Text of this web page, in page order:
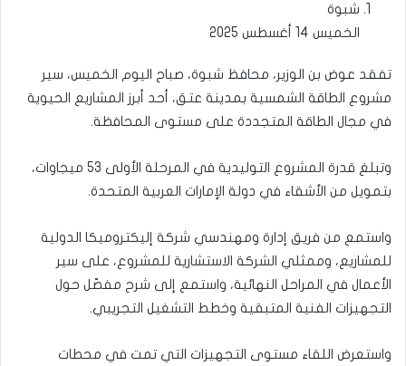
شبوة
الخميس 14 أغسطس 2025
تفقد عوض بن الوزير، محافظ شبوة، صباح اليوم الخميس، سير
مشروع الطاقة الشمسية بمدينة عتق، أحد أبرز المشاريع الحيوية
في مجال الطاقة المتجددة على مستوى المحافظة.
وتبلغ قدرة المشروع التوليدية في المرحلة الأولى 53 ميجاوات،
بتمويل من الأشقاء في دولة الإمارات العربية المتحدة.
واستمع من فريق إدارة ومهندسي شركة إليكتروميكا الدولية
للمشاريع، وممثلي الشركة الاستشارية للمشروع، على سير
الأعمال في المراحل النهائية، واستمع إلى شرح مفصّل حول
التجهيزات الفنية المتبقية وخطط التشغيل التجريبي.
واستعرض اللقاء مستوى التجهيزات التي تمت في محطات